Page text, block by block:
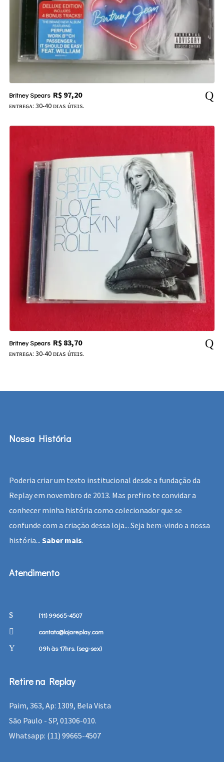
Britney Spears R$97,20
ᴇɴᴛʀᴇɢᴀ: 30-40 ᴅɪᴀs úᴛᴇɪs.
Britney Spears R$83,70
ᴇɴᴛʀᴇɢᴀ: 30-40 ᴅɪᴀs úᴛᴇɪs.
Nossa História
Poderia criar um texto institucional desde a fundação da
Replay em novembro de 2013. Mas prefiro te convidar a
conhecer minha história como colecionador que se
confunde com a criação dessa loja... Seja bem-vindo a nossa
história... Saber mais.
Atendimento
(11) 99665-4507
contato@lojareplay.com
09h às 17hrs. (seg-sex)
Retire na Replay
Paim, 363, Ap: 1309, Bela Vista
São Paulo - SP, 01306-010.
Whatsapp: (11) 99665-4507